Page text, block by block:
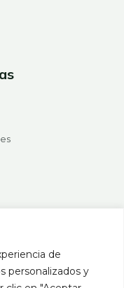
de
personalizados y